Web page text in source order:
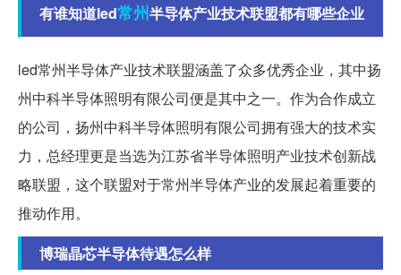
有谁知道led常州半导体产业技术联盟都有哪些企业
led常州半导体产业技术联盟涵盖了众多优秀企业，其中扬
州中科半导体照明有限公司便是其中之一。作为合作成立
的公司，扬州中科半导体照明有限公司拥有强大的技术实
力，总经理更是当选为江苏省半导体照明产业技术创新战
略联盟，这个联盟对于常州半导体产业的发展起着重要的
推动作用。
博瑞晶芯半导体待遇怎么样